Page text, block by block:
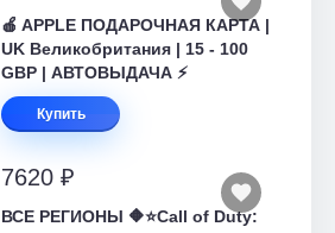
🍎 APPLE ПОДАРОЧНАЯ КАРТА |
UK Великобритания | 15 - 100
GBP | АВТОВЫДАЧА ⚡️
Купить
7620 ₽
ВСЕ РЕГИОНЫ 🔶⭐Call of Duty: